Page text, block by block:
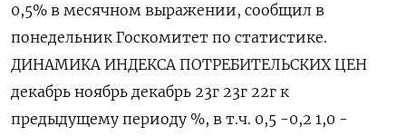
0,5% в месячном выражении, сообщил в
понедельник Госкомитет по статистике.
ДИНАМИКА ИНДЕКСА ПОТРЕБИТЕЛЬСКИХ ЦЕН
декабрь ноябрь декабрь 23г 23г 22г к
предыдущему периоду %, в т.ч. 0,5 -0,2 1,0 -